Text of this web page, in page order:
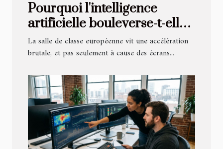
Pourquoi l'intelligence
artificielle bouleverse-t-elle
la pédagogie en Europe ?
La salle de classe européenne vit une accélération
brutale, et pas seulement à cause des écrans...